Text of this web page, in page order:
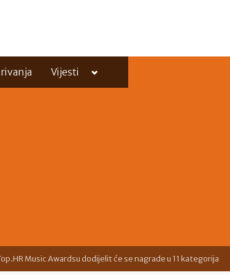
Vijesti Toggle
menu
Music Awardsu dodijelit će se nagrade u 11 kategorija